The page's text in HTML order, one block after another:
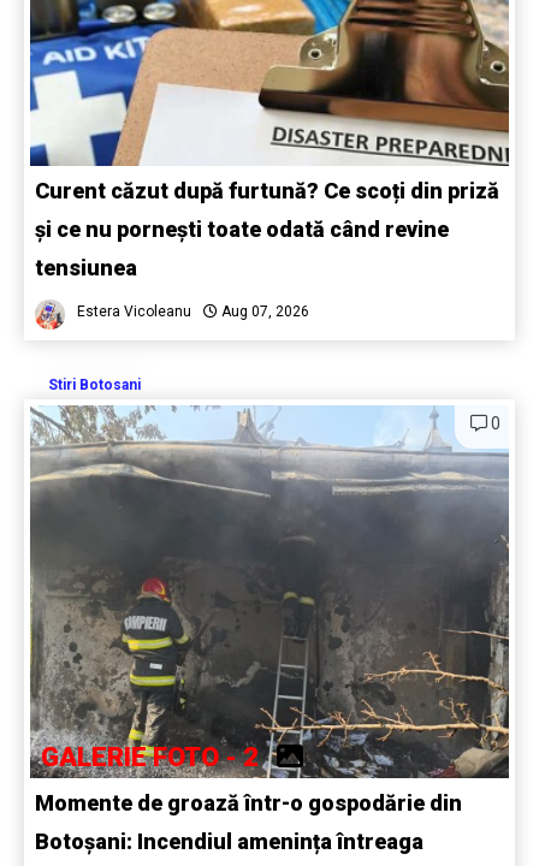
Curent căzut după furtună? Ce scoți din priză
și ce nu pornești toate odată când revine
tensiunea
Estera Vicoleanu Aug 07, 2026
Stiri Botosani
0
GALERIE FOTO - 2
Momente de groază într-o gospodărie din
Botoșani: Incendiul amenința întreaga